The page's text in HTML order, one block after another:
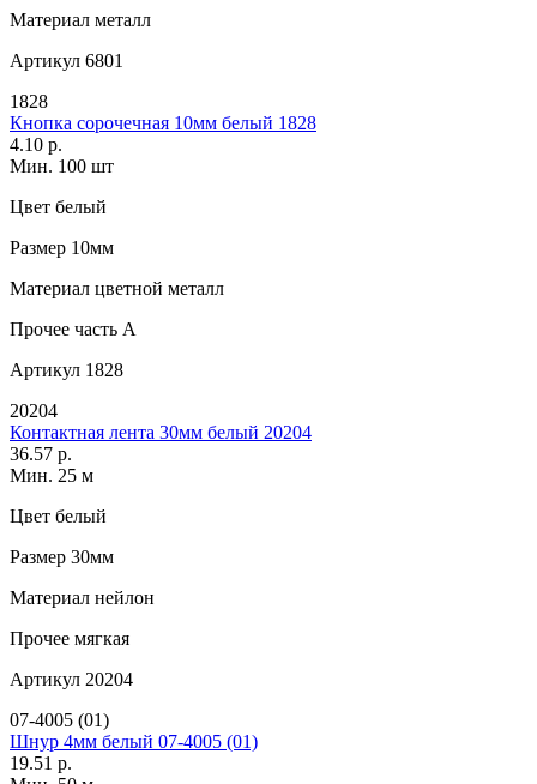
Материал металл
Артикул 6801
1828
Кнопка сорочечная 10мм белый 1828
4.10 р.
Мин. 100 шт
Цвет белый
Размер 10мм
Материал цветной металл
Прочее часть A
Артикул 1828
20204
Контактная лента 30мм белый 20204
36.57 р.
Мин. 25 м
Цвет белый
Размер 30мм
Материал нейлон
Прочее мягкая
Артикул 20204
07-4005 (01)
Шнур 4мм белый 07-4005 (01)
19.51 р.